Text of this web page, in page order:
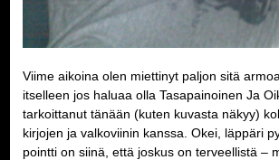
Viime aikoina olen miettinyt paljon sitä
itselleen jos haluaa olla Tasapainoinen Ja
tarkoittanut tänään (kuten kuvasta näkyy)
kirjojen ja valkoviinin kanssa. Okei, läppäri
pointti on siinä, että joskus on terveellistä –